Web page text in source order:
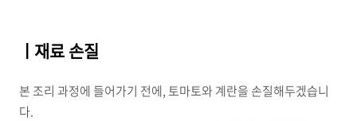
ㅣ재료 손질
본 조리 과정에 들어가기 전에, 토마토와 계란을 손질해두겠습니
다.